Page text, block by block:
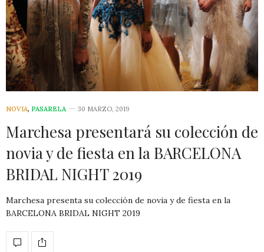
NOVIA, PASARELA 30 MARZO, 2019
Marchesa presentará su colección de
novia y de fiesta en la BARCELONA
BRIDAL NIGHT 2019
Marchesa presenta su colección de novia y de fiesta en la
BARCELONA BRIDAL NIGHT 2019